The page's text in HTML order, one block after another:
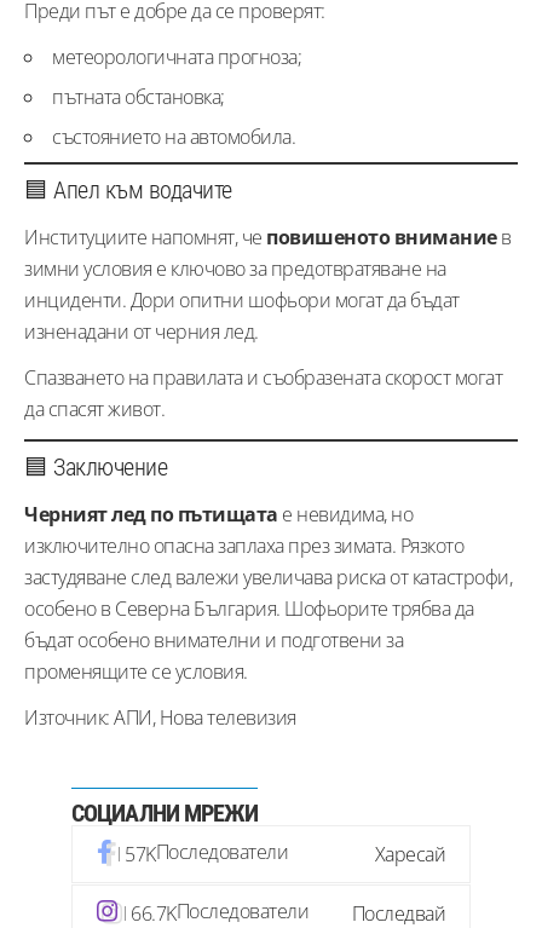
Преди път е добре да се проверят:
метеорологичната прогноза;
пътната обстановка;
състоянието на автомобила.
🟦 Апел към водачите
Институциите напомнят, че повишеното вниманиев
зимни условия е ключово за предотвратяване на
инциденти. Дори опитни шофьори могат да бъдат
изненадани от черния лед.
Спазването на правилата и съобразената скорост могат
да спасят живот.
🟦 Заключение
Черният лед по пътищата е невидима, но
изключително опасна заплаха през зимата. Рязкото
застудяване след валежи увеличава риска от катастрофи,
особено в Северна България. Шофьорите трябва да
бъдат особено внимателни и подготвени за
променящите се условия.
Източник: АПИ, Нова телевизия
СОЦИАЛНИ МРЕЖИ
57KПоследователи Харесай
66.7KПоследователи Последвай